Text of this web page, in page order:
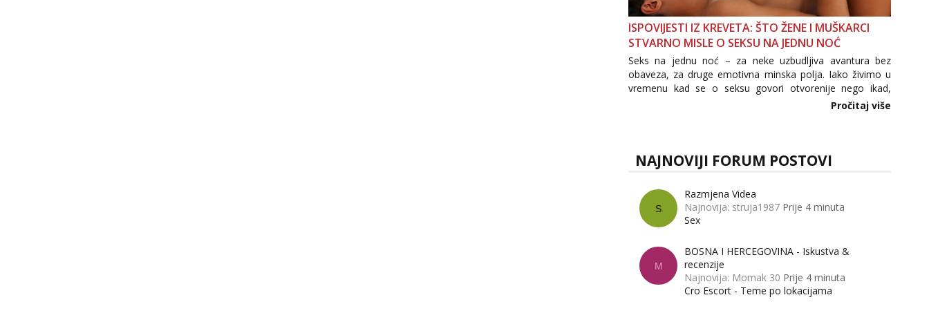
ISPOVIJESTI IZ KREVETA: ŠTO ŽENE I MUŠKARCI
STVARNO MISLE O SEKSU NA JEDNU NOĆ
Seks na jednu noć – za neke uzbudljiva avantura bez
obaveza, za druge emotivna minska polja. Iako živimo u
vremenu kad se o seksu govori otvorenije nego ikad,
tema „jedne noći strasti“ i dalje izaziva burne rasprave. Što
Pročitaj više
NAJNOVIJI FORUM POSTOVI
S
Razmjena Videa
Najnovija: struja1987 Prije 4 minuta
Sex
M
BOSNA I HERCEGOVINA - Iskustva &
recenzije
Najnovija: Momak 30 Prije 4 minuta
Cro Escort - Teme po lokacijama